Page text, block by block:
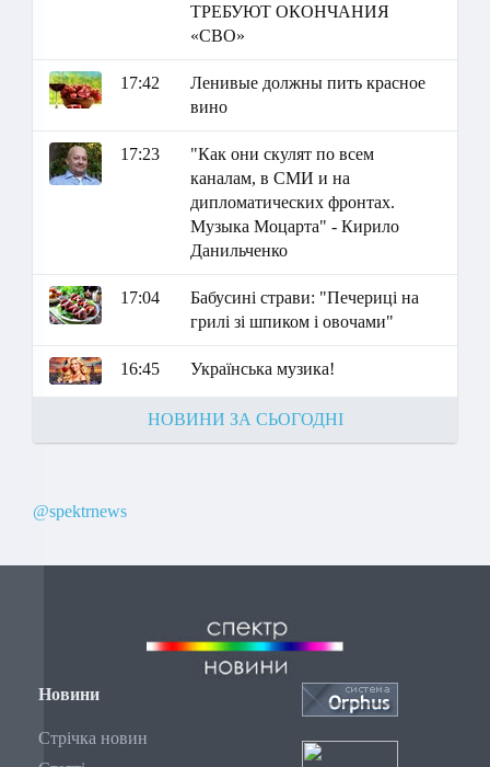
ТРЕБУЮТ ОКОНЧАНИЯ
«СВО»
17:42
Ленивые должны пить красное
вино
17:23
"Как они скулят по всем
каналам, в СМИ и на
дипломатических фронтах.
Музыка Моцарта" - Кирило
Данильченко
17:04
Бабусині страви: "Печериці на
грилі зі шпиком і овочами"
16:45 Українська музика!
НОВИНИ ЗА СЬОГОДНІ
@spektrnews
Новини
Стрічка новин